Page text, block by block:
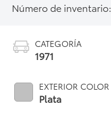
Número de inventario:
CATEGORÍA
1971
EXTERIOR COLOR
Plata